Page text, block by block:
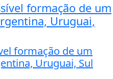
formação de um
Uruguai,
formação de um
Uruguai, Sul